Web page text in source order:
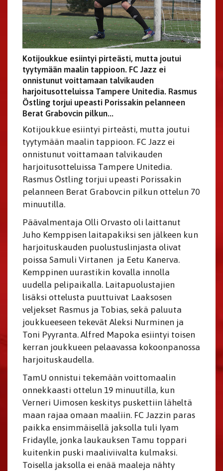
Kotijoukkue esiintyi pirteästi, mutta joutui
tyytymään maalin tappioon. FC Jazz ei
onnistunut voittamaan talvikauden
harjoitusotteluissa Tampere Unitedia. Rasmus
Östling torjui upeasti Porissakin pelanneen
Berat Grabovcin pilkun...
Kotijoukkue esiintyi pirteästi, mutta joutui
tyytymään maalin tappioon. FC Jazz ei
onnistunut voittamaan talvikauden
harjoitusotteluissa Tampere Unitedia.
Rasmus Östling torjui upeasti Porissakin
pelanneen Berat Grabovcin pilkun ottelun 70
minuutilla.
Päävalmentaja Olli Orvasto oli laittanut
Juho Kemppisen laitapakiksi sen jälkeen kun
harjoituskauden puolustuslinjasta olivat
poissa Samuli Virtanen ja Eetu Kanerva.
Kemppinen uurastikin kovalla innolla
uudella pelipaikalla. Laitapuolustajien
lisäksi ottelusta puuttuivat Laaksosen
veljekset Rasmus ja Tobias, sekä paluuta
joukkueeseen tekevät Aleksi Nurminen ja
Toni Pyyranta. Alfred Mapoka esiintyi toisen
kerran joukkueen pelaavassa kokoonpanossa
harjoituskaudella.
TamU onnistui tekemään voittomaalin
onnekkaasti ottelun 19 minuutilla, kun
Verneri Uimosen keskitys puskettiin läheltä
maan rajaa omaan maaliin. FC Jazzin paras
paikka ensimmäisellä jaksolla tuli Iyam
Fridaylle, jonka laukauksen Tamu toppari
kuitenkin puski maaliviivalta kulmaksi.
Toisella jaksolla ei enää maaleja nähty